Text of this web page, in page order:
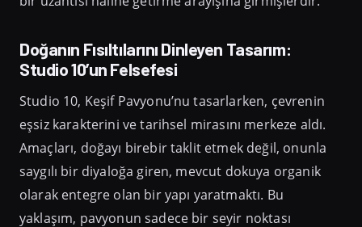
Doğanın Fısıltılarını Dinleyen Tasarım:
Studio 10’un Felsefesi
Studio 10, Keşif Pavyonu’nu tasarlarken, çevrenin
eşsiz karakterini ve tarihsel mirasını merkeze aldı.
Amaçları, doğayı birebir taklit etmek değil, onunla
saygılı bir diyaloğa giren, mevcut dokuya organik
olarak entegre olan bir yapı yaratmaktı. Bu
yaklaşım, pavyonun sadece bir seyir noktası